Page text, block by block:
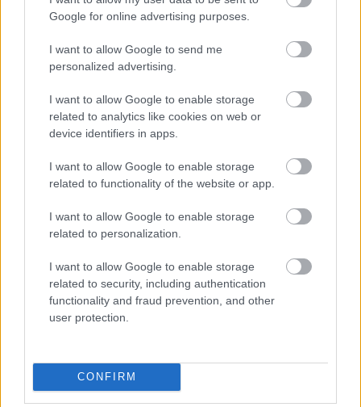
Google for online advertising purposes.
I want to allow Google to send me
personalized advertising.
I want to allow Google to enable storage
related to analytics like cookies on web or
device identifiers in apps.
I want to allow Google to enable storage
related to functionality of the website or app.
I want to allow Google to enable storage
related to personalization.
I want to allow Google to enable storage
related to security, including authentication
functionality and fraud prevention, and other
user protection.
CONFIRM
szervezetet az oxidatív stressz leküzdésében és
javítja az általános egészségi állapotot.
energiaegyensúlyban
szeretnének a testsúlyukkal foglalkozni. Alacsony
kalóriatartalmú, viszont magas víztartalmú, így
nagyon laktató. Ez tökéletes étellé teszi őket az
energiaszint fenntartásához anélkül, hogy túl sok
kalóriát vinnénk be a szervezetünkbe.
A céklában található rost segít abban, hogy tovább
érezd jóllakottnak magad. Ez azt jelenti, hogy többet
ehetsz anélkül, hogy túlságosan éhes lennél. A cékla
hozzáadása az étkezéseidhez segíthet az
kezelésében.